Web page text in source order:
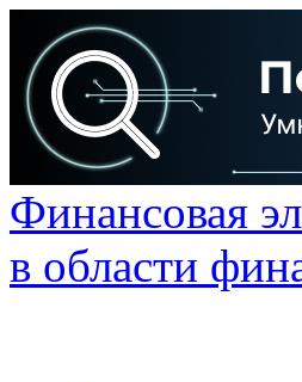
Финансовая
в области